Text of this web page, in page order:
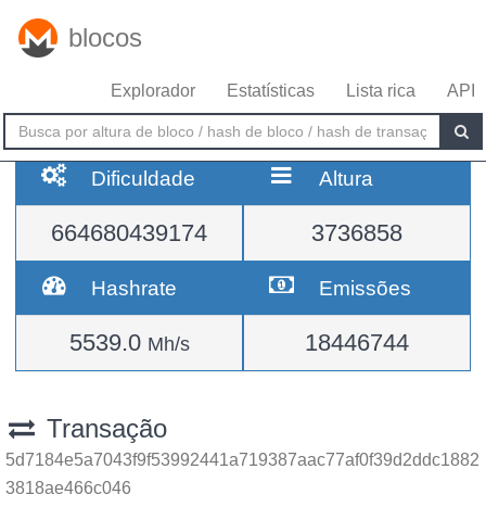
blocos
Explorador Estatísticas Lista rica API
Dificuldade
664680439174
Altura
3736858
Hashrate
5539.0 Mh/s
Emissões
18446744
Transação
5d7184e5a7043f9f53992441a719387aac77af0f39d2ddc1882
3818ae466c046